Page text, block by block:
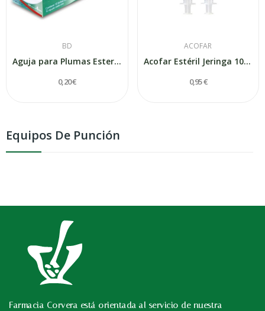
Equipos De Punción
BD
Aguja para Plumas Esteril Bd 0,25x5mm 100uds
0,20 €
ACOFAR
Acofar Estéril Jeringa 10ml 40x8mm 1ud
0,95 €
Farmacia Corvera está orientada al servicio de nuestra